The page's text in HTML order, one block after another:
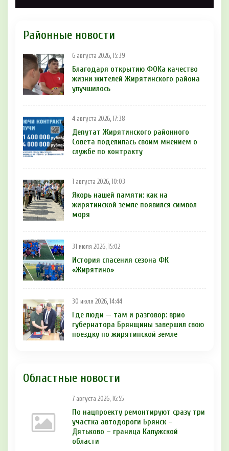
Районные новости
6 августа 2026, 15:39
Благодаря открытию ФОКа качество
жизни жителей Жирятинского района
улучшилось
4 августа 2026, 17:38
Депутат Жирятинского районного
Совета поделилась своим мнением о
службе по контракту
1 августа 2026, 10:03
Якорь нашей памяти: как на
жирятинской земле появился символ
моря
31 июля 2026, 15:02
История спасения сезона ФК
«Жирятино»
30 июля 2026, 14:44
Где люди — там и разговор: врио
губернатора Брянщины завершил свою
поездку по жирятинской земле
Областные новости
7 августа 2026, 16:55
По нацпроекту ремонтируют сразу три
участка автодороги Брянск –
Дятьково – граница Калужской
области